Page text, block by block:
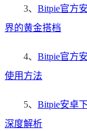
3、 Bitpie官方
界的黄金搭档
4、 Bitpie官方
使用方法
5、 Bitpie安卓
深度解析